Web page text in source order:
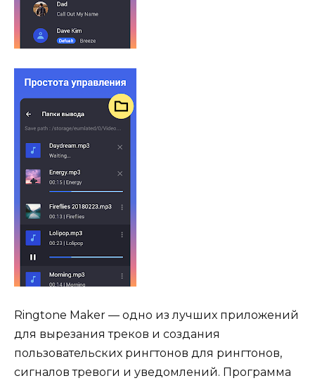
Ringtone Maker — одно из лучших приложений
для вырезания треков и создания
пользовательских рингтонов для рингтонов,
сигналов тревоги и уведомлений. Программа